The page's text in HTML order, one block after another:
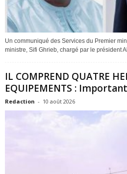
Un communiqué des Services du Premier
ministre, Sifi Ghrieb, chargé par le président
IL COMPREND QUATRE
EQUIPEMENTS :
Redaction - 10 août 2026